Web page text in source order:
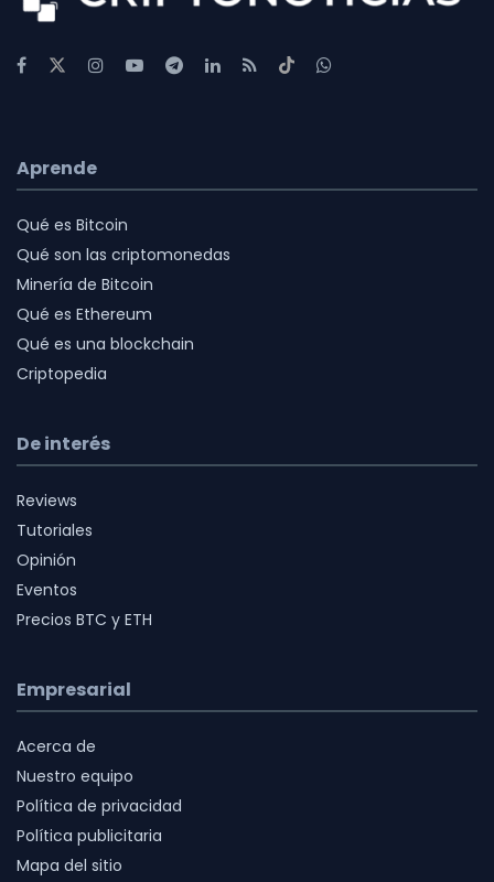
Aprende
Qué es Bitcoin
Qué son las criptomonedas
Minería de Bitcoin
Qué es Ethereum
Qué es una blockchain
Criptopedia
De interés
Reviews
Tutoriales
Opinión
Eventos
Precios BTC y ETH
Empresarial
Acerca de
Nuestro equipo
Política de privacidad
Política publicitaria
Mapa del sitio